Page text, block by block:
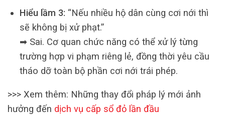
Hiểu lầm 3: “Nếu nhiều hộ dân cùng cơi nới thì
sẽ không bị xử phạt.”
➡ Sai. Cơ quan chức năng có thể xử lý từng
trường hợp vi phạm riêng lẻ, đồng thời yêu cầu
tháo dỡ toàn bộ phần cơi nới trái phép.
>>> Xem thêm: Những thay đổi pháp lý mới ảnh
hưởng đến dịch vụ cấp sổ đỏ lần đầu